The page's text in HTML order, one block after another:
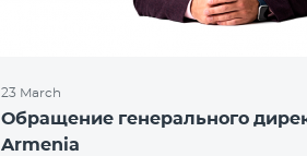
23 March
Обращение генерального
Armenia